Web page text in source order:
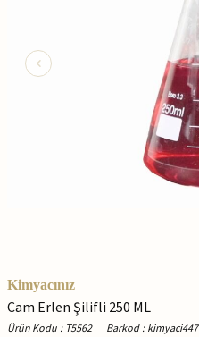
Kimyacınız
Cam Erlen Şilifli 250 ML
Ürün Kodu : T5562 Barkod : kimyaci447